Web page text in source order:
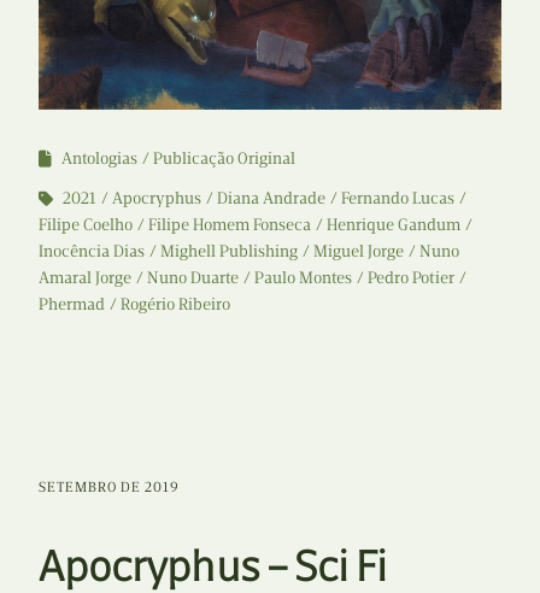
Antologias
Publicação Original
2021
Apocryphus Diana Andrade
Fernando Lucas
Filipe Coelho
Filipe Homem Fonseca
Henrique Gandum
Inocência Dias
Mighell Publishing Miguel Jorge
Nuno
Amaral Jorge
Nuno Duarte Paulo Montes
Pedro Potier
Phermad
Rogério Ribeiro
SETEMBRO DE 2019
Apocryphus – Sci Fi